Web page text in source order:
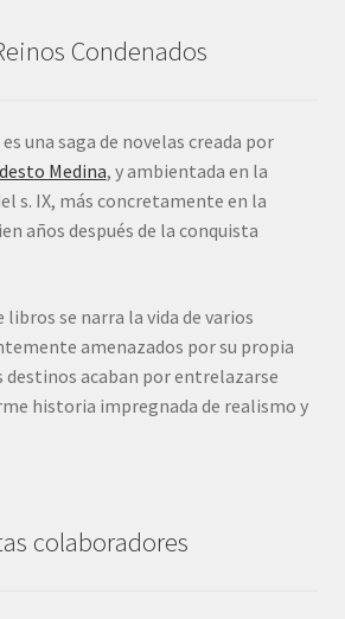
Condenados
una saga de novelas creada por
Medina, y ambientada en la
s. IX, más concretamente en la
años después de la conquista
libros se narra la vida de varios
amenazados por su propia
destinos acaban por entrelazarse
historia impregnada de realismo y
colaboradores